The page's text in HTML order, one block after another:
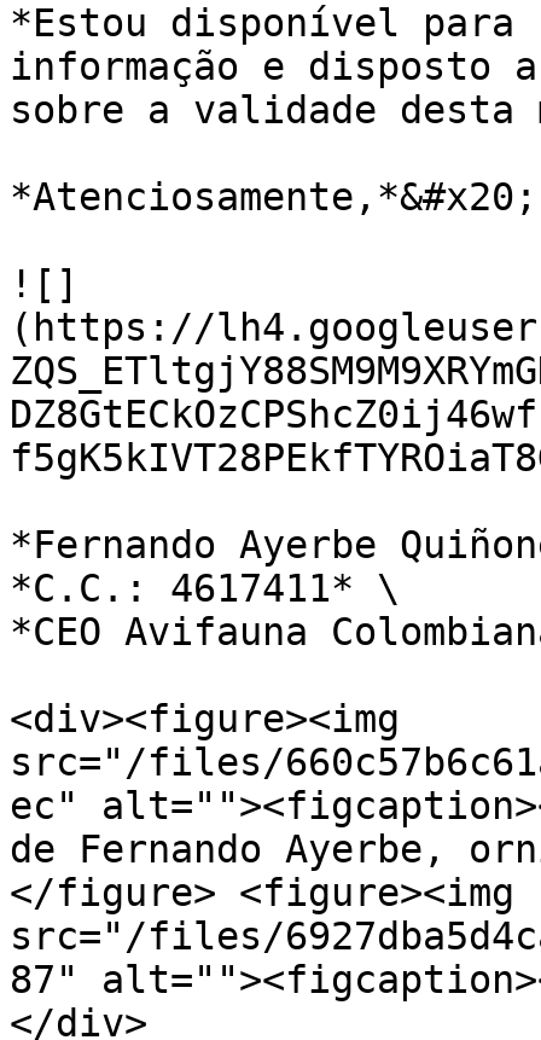
*Estou disponível para
informação e disposto
sobre a validade desta
*Atenciosamente,*&#x20;
![]
(https://
*Fernando Ayerbe
*C.C.: 4617411* \
*CEO Avifauna
<div><figure><img
src="/files/
ec"
de Fernando Ayerbe,
</figure> <figure><img
src="/files/
87"
</div>